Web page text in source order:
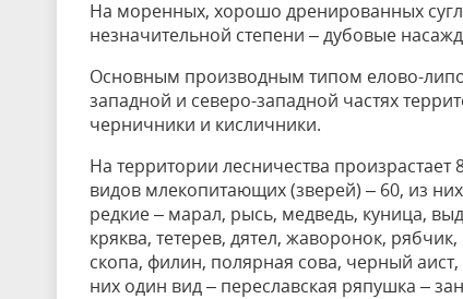
На моренных, хорошо дренированных
незначительной степени – дубовые
Основным производным типом елово-
западной и северо-западной частях
черничники и кисличники.
На территории лесничества
видов млекопитающих (зверей) – 60, из
редкие – марал, рысь, медведь, куница,
кряква, тетерев, дятел, жаворонок,
скопа, филин, полярная сова, черный
них один вид – переславская ряпушка –